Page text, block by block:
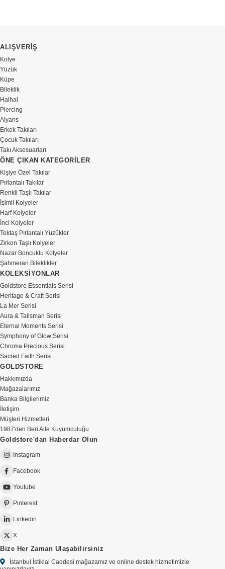
ALIŞVERİŞ
Kolye
Yüzük
Küpe
Bileklik
Halhal
Piercing
Alyans
Erkek Takıları
Çocuk Takıları
Takı Aksesuarları
ÖNE ÇIKAN KATEGORİLER
Kişiye Özel Takılar
Pırlantalı Takılar
Renkli Taşlı Takılar
İsimli Kolyeler
Harf Kolyeler
İnci Kolyeler
Tektaş Pırlantalı Yüzükler
Zirkon Taşlı Kolyeler
Nazar Boncuklu Kolyeler
Şahmeran Bileklikler
KOLEKSİYONLAR
Goldstore Essentials Serisi
Heritage & Craft Serisi
La Mer Serisi
Aura & Talisman Serisi
Eternal Moments Serisi
Symphony of Glow Serisi
Chroma Precious Serisi
Sacred Faith Serisi
GOLDSTORE
Hakkımızda
Mağazalarımız
Banka Bilgilerimiz
İletişim
Müşteri Hizmetleri
1987'den Beri Aile Kuyumculuğu
Goldstore'dan Haberdar Olun
Instagram
Facebook
Youtube
Pinterest
Linkedin
X
Bize Her Zaman Ulaşabilirsiniz
İstanbul İstiklal Caddesi mağazamız ve online destek hizmetimizle